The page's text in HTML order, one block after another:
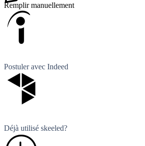
Remplir manuellement
Postuler avec Indeed
Déjà utilisé skeeled?